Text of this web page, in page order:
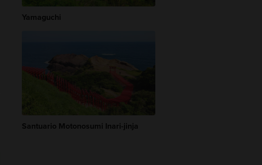
Yamaguchi
Santuario Motonosumi Inari-jinja